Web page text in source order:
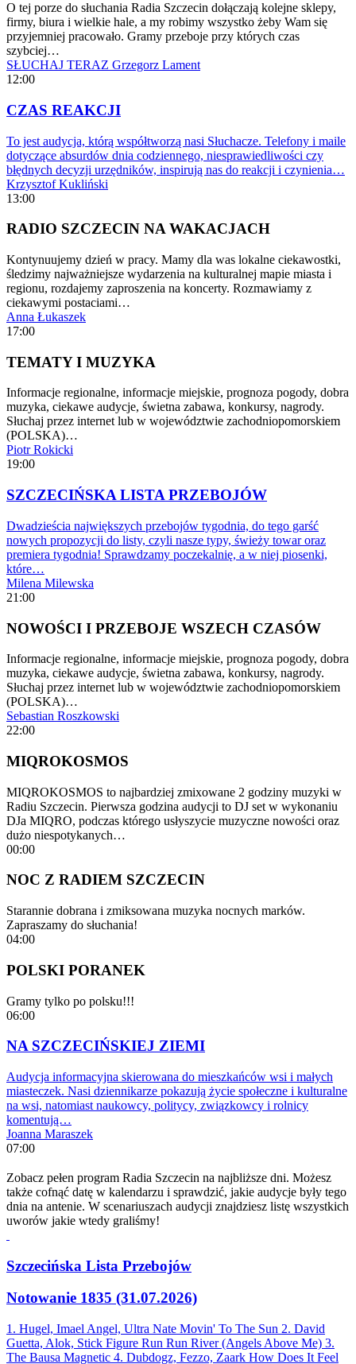
O tej porze do słuchania Radia Szczecin dołączają kolejne sklepy,
firmy, biura i wielkie hale, a my robimy wszystko żeby Wam się
przyjemniej pracowało. Gramy przeboje przy których czas
szybciej…
SŁUCHAJ TERAZ Grzegorz Lament
12:00
CZAS REAKCJI
To jest audycja, którą współtworzą nasi Słuchacze. Telefony i maile
dotyczące absurdów dnia codziennego, niesprawiedliwości czy
błędnych decyzji urzędników, inspirują nas do reakcji i czynienia…
Krzysztof Kukliński
13:00
RADIO SZCZECIN NA WAKACJACH
Kontynuujemy dzień w pracy. Mamy dla was lokalne ciekawostki,
śledzimy najważniejsze wydarzenia na kulturalnej mapie miasta i
regionu, rozdajemy zaproszenia na koncerty. Rozmawiamy z
ciekawymi postaciami…
Anna Łukaszek
17:00
TEMATY I MUZYKA
Informacje regionalne, informacje miejskie, prognoza pogody, dobra
muzyka, ciekawe audycje, świetna zabawa, konkursy, nagrody.
Słuchaj przez internet lub w województwie zachodniopomorskiem
(POLSKA)…
Piotr Rokicki
19:00
SZCZECIŃSKA LISTA PRZEBOJÓW
Dwadzieścia największych przebojów tygodnia, do tego garść
nowych propozycji do listy, czyli nasze typy, świeży towar oraz
premiera tygodnia! Sprawdzamy poczekalnię, a w niej piosenki,
które…
Milena Milewska
21:00
NOWOŚCI I PRZEBOJE WSZECH CZASÓW
Informacje regionalne, informacje miejskie, prognoza pogody, dobra
muzyka, ciekawe audycje, świetna zabawa, konkursy, nagrody.
Słuchaj przez internet lub w województwie zachodniopomorskiem
(POLSKA)…
Sebastian Roszkowski
22:00
MIQROKOSMOS
MIQROKOSMOS to najbardziej zmixowane 2 godziny muzyki w
Radiu Szczecin. Pierwsza godzina audycji to DJ set w wykonaniu
DJa MIQRO, podczas którego usłyszycie muzyczne nowości oraz
dużo niespotykanych…
00:00
NOC Z RADIEM SZCZECIN
Starannie dobrana i zmiksowana muzyka nocnych marków.
Zapraszamy do słuchania!
04:00
POLSKI PORANEK
Gramy tylko po polsku!!!
06:00
NA SZCZECIŃSKIEJ ZIEMI
Audycja informacyjna skierowana do mieszkańców wsi i małych
miasteczek. Nasi dziennikarze pokazują życie społeczne i kulturalne
na wsi, natomiast naukowcy, politycy, związkowcy i rolnicy
komentują…
Joanna Maraszek
07:00
Zobacz pełen program Radia Szczecin na najbliższe dni. Możesz
także cofnąć datę w kalendarzu i sprawdzić, jakie audycje były tego
dnia na antenie. W scenariuszach audycji znajdziesz listę wszystkich
uworów jakie wtedy graliśmy!
Szczecińska Lista Przebojów
Notowanie 1835 (31.07.2026)
1. Hugel, Imael Angel, Ultra Nate Movin' To The Sun 2. David
Guetta, Alok, Stick Figure Run Run River (Angels Above Me) 3.
The Bausa Magnetic 4. Dubdogz, Fezzo, Zaark How Does It Feel